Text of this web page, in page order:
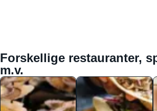
Forskellige restauranter,
m.v.